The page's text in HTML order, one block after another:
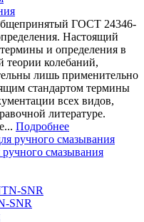
ГОСТ 24346-
Настоящий
и определения в
колебаний,
лишь применительно
стандартом термины
всех видов,
литературе.
Подробнее
смазывания
SNR